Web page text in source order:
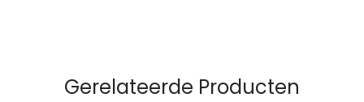
Gerelateerde Producten